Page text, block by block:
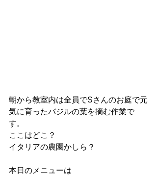
朝から教室内は全員でSさんのお庭で元
気に育ったバジルの葉を摘む作業で
す。
ここはどこ？
イタリアの農園かしら？
本日のメニューは